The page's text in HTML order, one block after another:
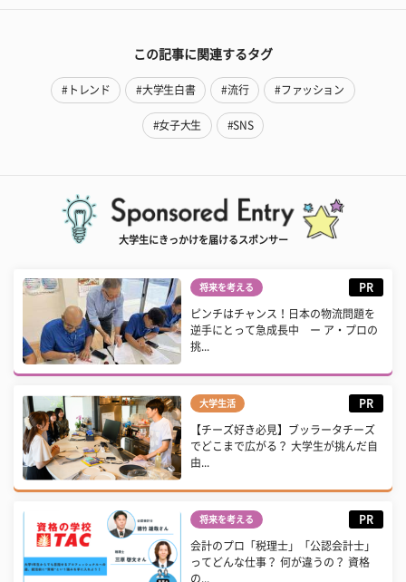
この記事に関連するタグ
#トレンド #大学生白書 #流行 #ファッション
#女子大生 #SNS
大学生にきっかけを届けるスポンサー
将来を考える PR
ピンチはチャンス！日本の物流問題を
逆手にとって急成長中 ー ア・プロの
挑...
大学生活 PR
【チーズ好き必見】ブッラータチーズ
でどこまで広がる？ 大学生が挑んだ自
由...
将来を考える PR
会計のプロ「税理士」「公認会計士」
ってどんな仕事？ 何が違うの？ 資格
の...